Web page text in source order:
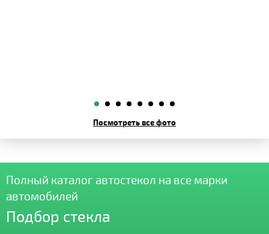
Посмотреть все фото
Полный каталог автостекол на все марки
автомобилей
Подбор стекла